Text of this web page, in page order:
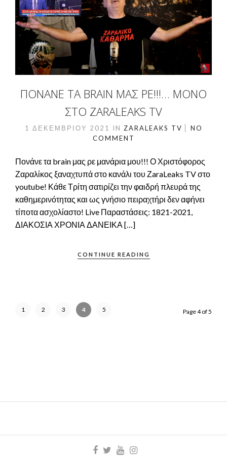
ΠΟΝΆΝΕ ΤΑ BRAIN ΜΑΣ ΡΕ!!!… ΜΌΝΟ
ΣΤΟ ZARALEAKS TV
1 ΔΕΚΕΜΒΡΊΟΥ 2021 IN ZARALEAKS TV
NO
COMMENT
Πονάνε τα brain μας ρε μανάρια μου!!! Ο Χριστόφορος
Ζαραλίκος ξαναχτυπά στο κανάλι του ΖaraLeaks TV στο
youtube! Κάθε Τρίτη σατιρίζει την φαιδρή πλευρά της
καθημερινότητας και ως γνήσιο πειραχτήρι δεν αφήνει
τίποτα ασχολίαστο! Live Παραστάσεις: 1821-2021,
ΔΙΑΚΟΣΙΑ ΧΡΟΝΙΑ ΔΑΝΕΙΚΑ […]
CONTINUE READING
1 2 3 4 5 Page 4 of 5